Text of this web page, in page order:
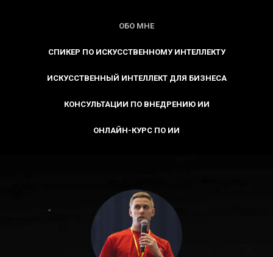
ОБО МНЕ
СПИКЕР ПО ИСКУССТВЕННОМУ ИНТЕЛЛЕКТУ
ИСКУССТВЕННЫЙ ИНТЕЛЛЕКТ ДЛЯ БИЗНЕСА
КОНСУЛЬТАЦИИ ПО ВНЕДРЕНИЮ ИИ
ОНЛАЙН-КУРС ПО ИИ